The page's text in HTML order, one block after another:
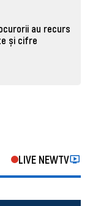
au recurs
și cifre
LIVE NEWTV